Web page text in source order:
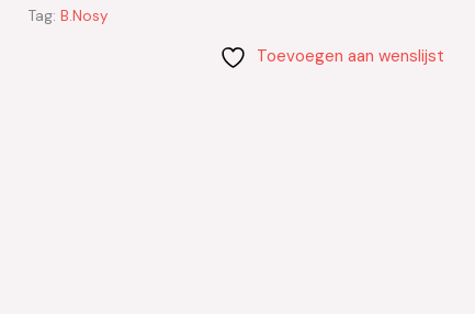
Tag: B.Nosy
Toevoegen aan wenslijst